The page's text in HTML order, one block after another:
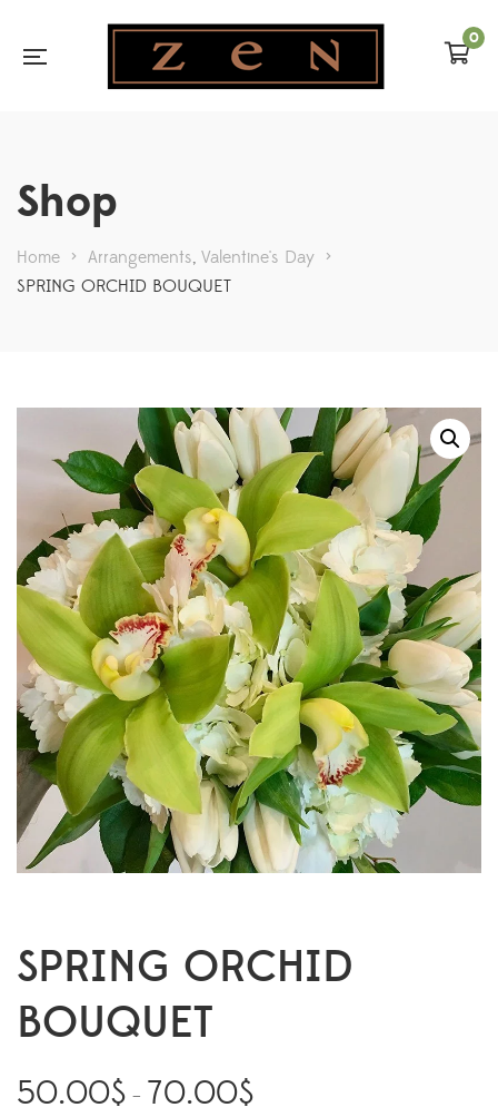
0
Shop
Home > Arrangements, Valentine's Day >
SPRING ORCHID BOUQUET
SPRING ORCHID
BOUQUET
50.00$ – 70.00$